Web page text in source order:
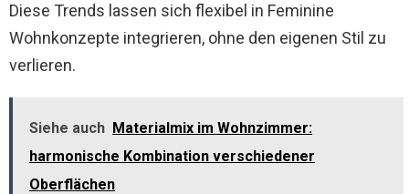
Diese Trends lassen sich flexibel in Feminine
Wohnkonzepte integrieren, ohne den eigenen Stil zu
verlieren.
Siehe auch Materialmix im Wohnzimmer:
harmonische Kombination verschiedener
Oberflächen